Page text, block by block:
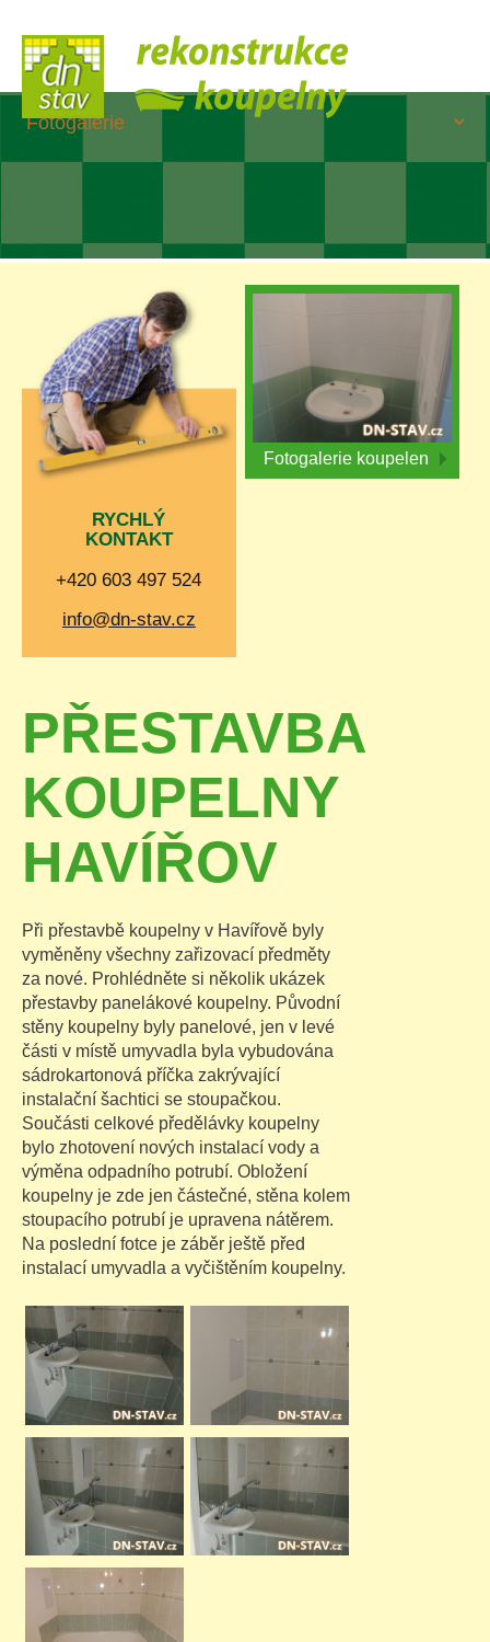
RYCHLÝ
KONTAKT
+420 603 497 524
info@dn-stav.cz
Fotogalerie koupelen
PŘESTAVBA
KOUPELNY
HAVÍŘOV
Při přestavbě koupelny v Havířově byly
vyměněny všechny zařizovací předměty
za nové. Prohlédněte si několik ukázek
přestavby panelákové koupelny. Původní
stěny koupelny byly panelové, jen v levé
části v místě umyvadla byla vybudována
sádrokartonová příčka zakrývající
instalační šachtici se stoupačkou.
Součásti celkové předělávky koupelny
bylo zhotovení nových instalací vody a
výměna odpadního potrubí. Obložení
koupelny je zde jen částečné, stěna kolem
stoupacího potrubí je upravena nátěrem.
Na poslední fotce je záběr ještě před
instalací umyvadla a vyčištěním koupelny.